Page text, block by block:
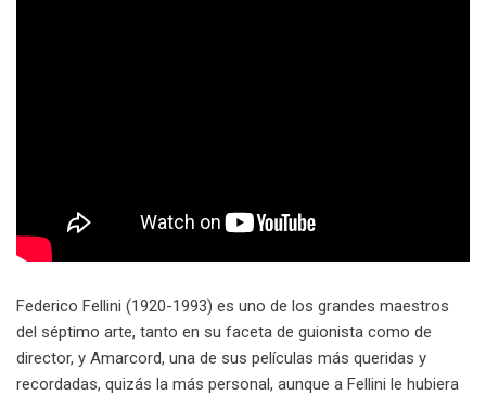
Federico Fellini (1920-1993) es uno de los grandes maestros
del séptimo arte, tanto en su faceta de guionista como de
director, y Amarcord, una de sus películas más queridas y
recordadas, quizás la más personal, aunque a Fellini le hubiera